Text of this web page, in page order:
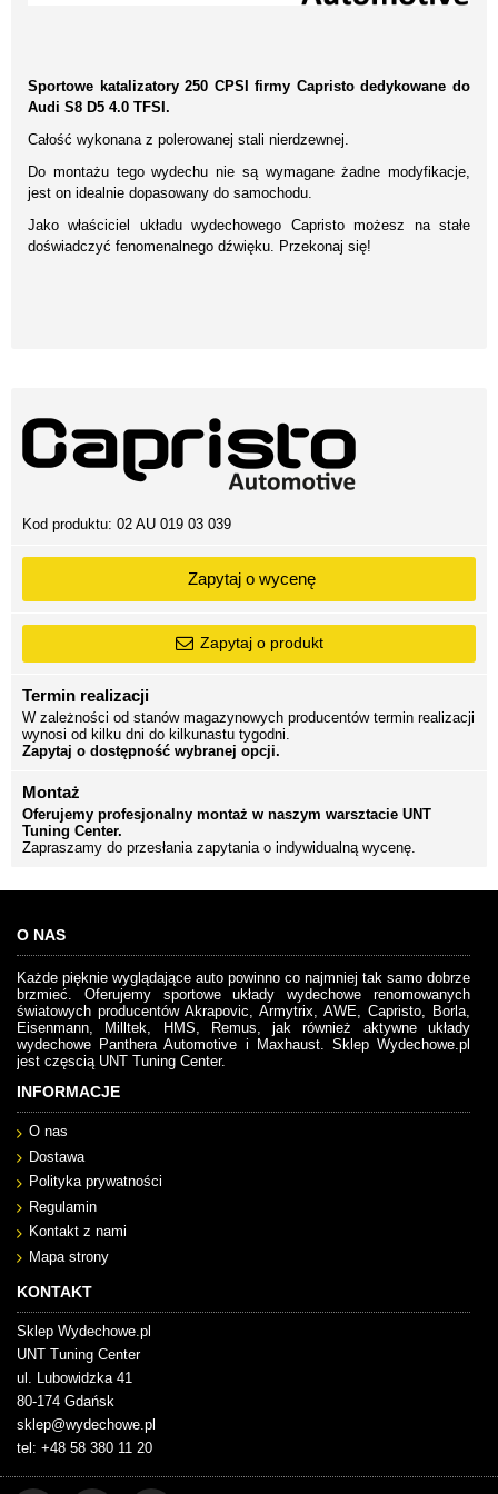
Sportowe katalizatory 250 CPSI firmy Capristo dedykowane do
Audi S8 D5 4.0 TFSI.
Całość wykonana z polerowanej stali nierdzewnej.
Do montażu tego wydechu nie są wymagane żadne modyfikacje,
jest on idealnie dopasowany do samochodu.
Jako właściciel układu wydechowego Capristo możesz na stałe
doświadczyć fenomenalnego dźwięku. Przekonaj się!
Kod produktu: 02 AU 019 03 039
Zapytaj o wycenę
Zapytaj o produkt
Termin realizacji
W zależności od stanów magazynowych producentów termin realizacji
wynosi od kilku dni do kilkunastu tygodni.
Zapytaj o dostępność wybranej opcji.
Montaż
Oferujemy profesjonalny montaż w naszym warsztacie UNT
Tuning Center.
Zapraszamy do przesłania zapytania o indywidualną wycenę.
O NAS
Każde pięknie wyglądające auto powinno co najmniej tak samo dobrze
brzmieć. Oferujemy sportowe układy wydechowe renomowanych
światowych producentów Akrapovic, Armytrix, AWE, Capristo, Borla,
Eisenmann, Milltek, HMS, Remus, jak również aktywne układy
wydechowe Panthera Automotive i Maxhaust. Sklep Wydechowe.pl
jest częscią UNT Tuning Center.
INFORMACJE
O nas
Dostawa
Polityka prywatności
Regulamin
Kontakt z nami
Mapa strony
KONTAKT
Sklep Wydechowe.pl
UNT Tuning Center
ul. Lubowidzka 41
80-174 Gdańsk
sklep@wydechowe.pl
tel: +48 58 380 11 20